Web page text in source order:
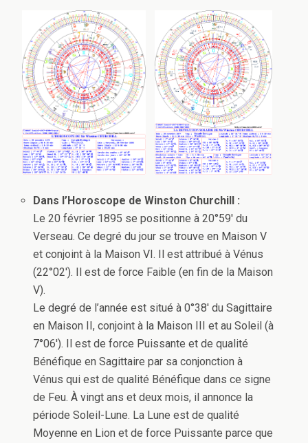
Dans l’Horoscope de Winston Churchill :
Le 20 février 1895 se positionne à 20°59′ du
Verseau. Ce degré du jour se trouve en Maison V
et conjoint à la Maison VI. Il est attribué à Vénus
(22°02′). Il est de force Faible (en fin de la Maison
V).
Le degré de l’année est situé à 0°38′ du Sagittaire
en Maison II, conjoint à la Maison III et au Soleil (à
7°06′). Il est de force Puissante et de qualité
Bénéfique en Sagittaire par sa conjonction à
Vénus qui est de qualité Bénéfique dans ce signe
de Feu. À vingt ans et deux mois, il annonce la
période Soleil-Lune. La Lune est de qualité
Moyenne en Lion et de force Puissante parce que